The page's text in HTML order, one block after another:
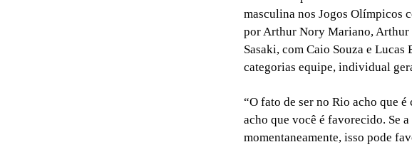
masculina nos Jogos Olímpicos
por Arthur Nory Mariano,
Sasaki, com Caio Souza e
categorias equipe, individual
“O fato de ser no Rio acho que
acho que você é favorecido. Se
momentaneamente, isso pode